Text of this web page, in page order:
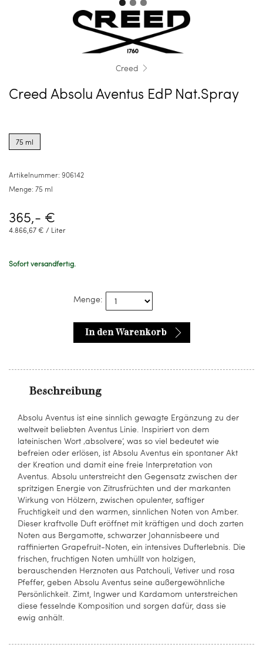
Creed
Creed Absolu Aventus EdP Nat.Spray
options
for75 ml
Artikelnummer: 906142
Menge: 75 ml
365,- €
4.866,67 € / Liter
Sofort versandfertig.
Menge:
In den Warenkorb
Beschreibung
Absolu Aventus ist eine sinnlich gewagte Ergänzung zu der
weltweit beliebten Aventus Linie. Inspiriert von dem
lateinischen Wort ‚absolvere‘, was so viel bedeutet wie
befreien oder erlösen, ist Absolu Aventus ein spontaner Akt
der Kreation und damit eine freie Interpretation von
Aventus. Absolu unterstreicht den Gegensatz zwischen der
spritzigen Energie von Zitrusfrüchten und der markanten
Wirkung von Hölzern, zwischen opulenter, saftiger
Fruchtigkeit und den warmen, sinnlichen Noten von Amber.
Dieser kraftvolle Duft eröffnet mit kräftigen und doch zarten
Noten aus Bergamotte, schwarzer Johannisbeere und
raffinierten Grapefruit-Noten, ein intensives Dufterlebnis. Die
frischen, fruchtigen Noten umhüllt von holzigen,
berauschenden Herznoten aus Patchouli, Vetiver und rosa
Pfeffer, geben Absolu Aventus seine außergewöhnliche
Persönlichkeit. Zimt, Ingwer und Kardamom unterstreichen
diese fesselnde Komposition und sorgen dafür, dass sie
ewig anhält.